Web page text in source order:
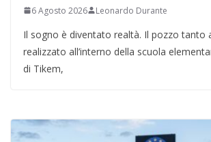
6 Agosto 2026 Leonardo Durante
Il sogno è diventato realtà. Il pozzo tanto
realizzato all’interno della scuola
di Tikem,